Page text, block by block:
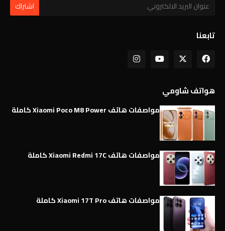
تابعنا
هواتف شاومي
مواصفات هاتف Xiaomi Poco M8 Power كاملة
مواصفات هاتف Xiaomi Redmi 17C كاملة
مواصفات هاتف Xiaomi 17T Pro كاملة